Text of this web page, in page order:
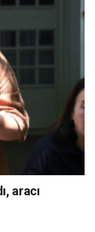
aracı